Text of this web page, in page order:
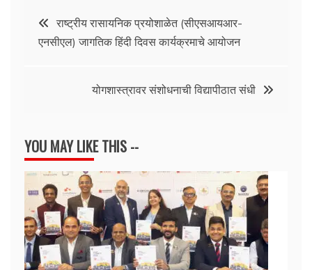
Post
navigation
राष्ट्रीय रासायनिक प्रयोशाळेत (सीएसआयआर-
एनसीएल) जागतिक हिंदी दिवस कार्यक्रमाचे आयोजन
योगशास्त्रावर संशोधनाची विद्यापीठात संधी
YOU MAY LIKE THIS --